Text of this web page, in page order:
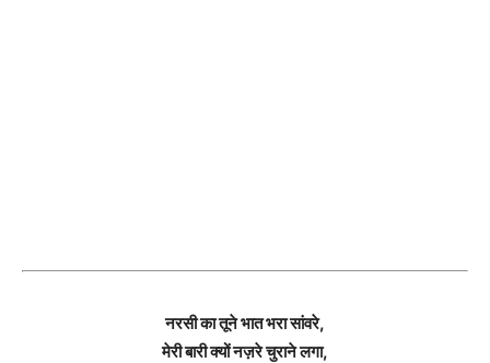
नरसी का तूने भात भरा सांवरे,
मेरी बारी क्यों नज़रे चुराने लगा,